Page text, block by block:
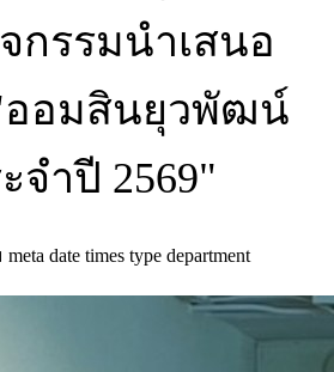
กรรมนำเสนอ
ออมสินยุวพัฒน์
จำปี 2569"
date times type department